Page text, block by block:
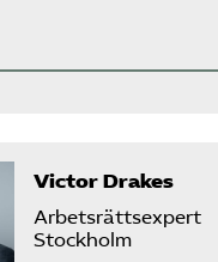
Victor Drakes
Arbetsrättsexpert
Stockholm